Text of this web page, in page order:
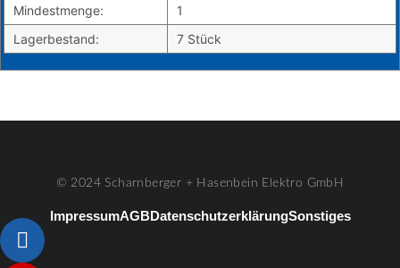
Mindestmenge:
1
Lagerbestand:
7 Stück
© 2024 Scharnberger + Hasenbein Elektro GmbH
ImpressumAGBDatenschutzerklärungSonstiges